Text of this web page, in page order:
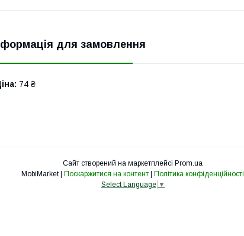
для замовлення
74 ₴
Сайт створений на маркетплейсі Prom.ua
MobiMarket | Поскаржитися на контент | Політика конфіденційності
Select Language ▼